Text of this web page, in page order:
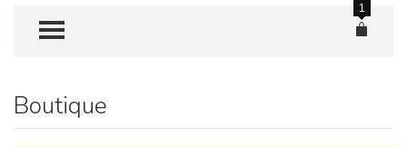
TOGGLE MENU
1
Skip
content
Boutique